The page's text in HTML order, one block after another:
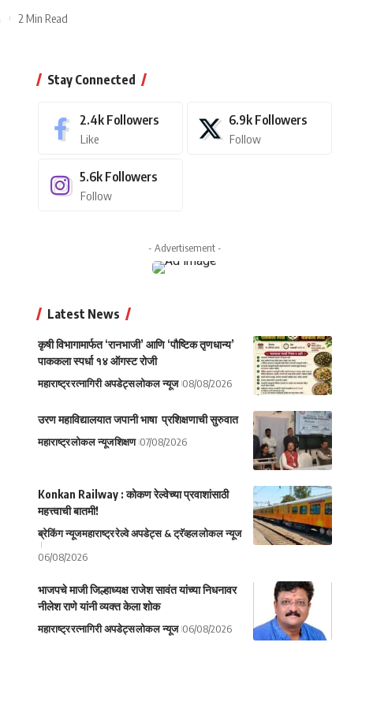
2 Min Read
Stay Connected
2.4k Followers
Like
6.9k Followers
Follow
5.6k Followers
Follow
- Advertisement -
Latest News
कृषी विभागामार्फत ‘रानभाजी’ आणि ‘पौष्टिक तृणधान्य’
पाककला स्पर्धा १४ ऑगस्ट रोजी
महाराष्ट्ररत्नागिरी अपडेट्सलोकल न्यूज 08/08/2026
उरण महाविद्यालयात जपानी भाषा प्रशिक्षणाची सुरुवात
महाराष्ट्रलोकल न्यूजशिक्षण 07/08/2026
Konkan Railway : कोकण रेल्वेच्या प्रवाशांसाठी
महत्त्वाची बातमी!
ब्रेकिंग न्यूजमहाराष्ट्ररेल्वे अपडेट्स & ट्रॅव्हललोकल न्यूज
06/08/2026
भाजपचे माजी जिल्हाध्यक्ष राजेश सावंत यांच्या निधनावर
नीलेश राणे यांनी व्यक्त केला शोक
महाराष्ट्ररत्नागिरी अपडेट्सलोकल न्यूज 06/08/2026